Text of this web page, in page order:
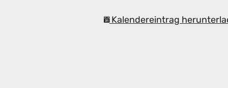
Kalendereintrag